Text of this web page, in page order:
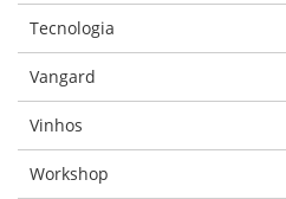
Tecnologia
Vangard
Vinhos
Workshop